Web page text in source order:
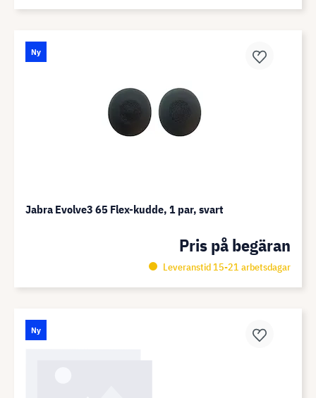
Ny
Jabra Evolve3 65 Flex-kudde, 1 par, svart
Pris på begäran
Leveranstid 15-21 arbetsdagar
Ny